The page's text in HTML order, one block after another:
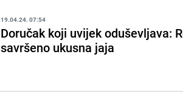
19.04.24. 07:54
Doručak koji uvijek oduševljava:
savršeno ukusna jaja